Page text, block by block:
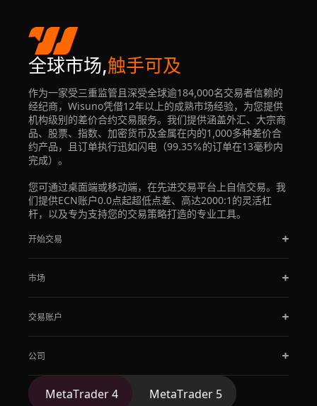
全球市场,触手可及
作为一家受三重监管且深受全球逾184,000名交易者信赖的
经纪商，Wisuno凭借12年以上的成熟市场经验，为您提供
机构级别的差价合约交易服务。我们提供涵盖外汇、大宗商
品、股票、指数、加密货币及金属在内的1,000多种差价合
约产品，且订单执行迅如闪电（99.35%的订单在13毫秒内
完成）。
您可通过桌面端或移动端，在先进交易平台上自信交易。我
们提供ECN账户0.0点起超低点差、高达2000:1的灵活杠
杆，以及专为支持您的交易策略打造的专业工具。
开始交易
市场
交易账户
公司
MetaTrader 4
MetaTrader 5